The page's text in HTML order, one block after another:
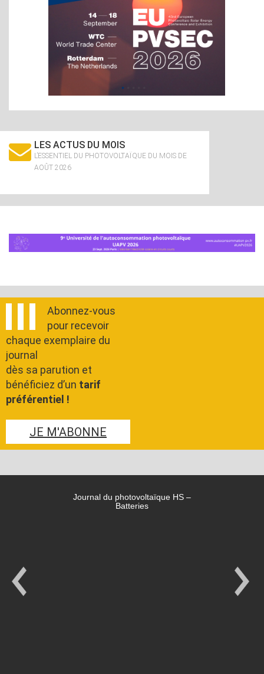
LES ACTUS DU MOIS
L’ESSENTIEL DU PHOTOVOLTAÏQUE DU MOIS DE
AOÛT 2026
Abonnez-vous
pour recevoir
chaque exemplaire du
journal
dès sa parution et
bénéficiez d’un tarif
préférentiel !
JE M'ABONNE
Journal du photovoltaïque HS –
Batteries